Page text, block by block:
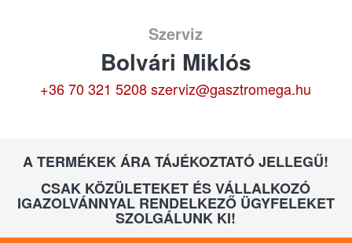
Szerviz
Bolvári Miklós
+36 70 321 5208 szerviz@gasztromega.hu
A TERMÉKEK ÁRA TÁJÉKOZTATÓ JELLEGŰ!
CSAK KÖZÜLETEKET ÉS VÁLLALKOZÓ
IGAZOLVÁNNYAL RENDELKEZŐ ÜGYFELEKET
SZOLGÁLUNK KI!